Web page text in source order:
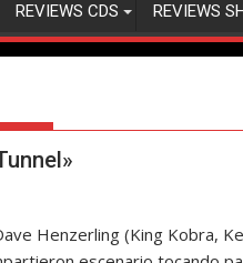
REVIEWS CDS REVIEWS
Henzerling (King Kobra,